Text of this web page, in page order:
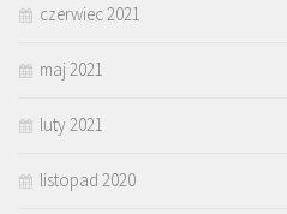
czerwiec 2021
maj 2021
luty 2021
listopad 2020